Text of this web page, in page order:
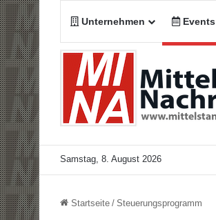
Unternehmen Events
Samstag, 8. August 2026
Startseite / Steuerungsprogramm